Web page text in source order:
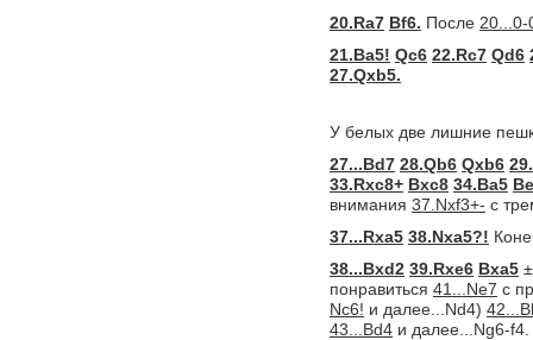
20.Ra7 Bf6. После 20...0-
21.Ba5! Qc6 22.Rc7 Qd6
27.Qxb5.
У белых две лишние
27...Bd7 28.Qb6 Qxb6
33.Rxc8+ Bxc8 34.Ba5
внимания 37.Nxf3+- с
37...Rxa5 38.Nxa5?!
38...Bxd2 39.Rxe6 Bxa5
понравиться 41...Ne7 с
Nc6! и далее...Nd4)
43...Bd4 и далее...Ng6-